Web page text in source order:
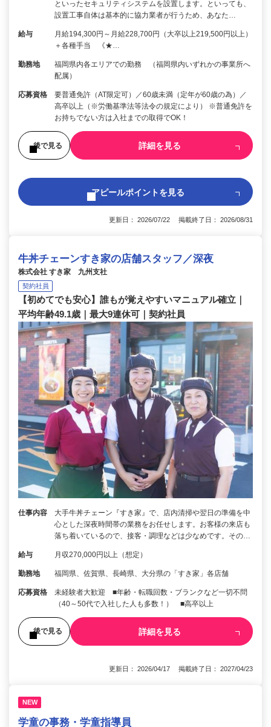
といったセキュリティシステムを設置します。といっても、
設置工事自体は基本的に協力業者が行うため、あなた…
給与
月給194,300円～月給228,700円（大卒以上219,500円以上）
＋各種手当 《★…
勤務地
福岡県内各エリアでの勤務 （福岡県内いずれかの事業所へ
配属）
応募資格
要普通免許（AT限定可）／60歳未満（定年が60歳の為）／
高卒以上（※労働基準法等法令の規定により） ※普通免許を
お持ちでない方は入社までの取得でOK！
後で見る 詳細を見る
アピールポイントを見る
更新日： 2026/07/22 掲載終了日： 2026/08/31
牛丼チェーンすき家の店舗スタッフ／深夜
株式会社 すき家 九州支社
契約社員
【初めてでも安心】誰もが覚えやすいマニュアル確立｜
平均年齢49.1歳｜最大9連休可｜契約社員
仕事内容
大手牛丼チェーン『すき家』で、店内清掃や翌日の準備を中
心とした深夜時間帯の業務をお任せします。お客様の来店も
落ち着いているので、接客・調理などは少なめです。その…
給与 月収270,000円以上（想定）
勤務地 福岡県、佐賀県、長崎県、大分県の「すき家」各店舗
応募資格
未経験者大歓迎 ■年齢・転職回数・ブランクなど一切不問
（40～50代で入社した人も多数！） ■高卒以上
後で見る 詳細を見る
更新日： 2026/04/17 掲載終了日： 2027/04/23
NEW
学童の事務・学童指導員